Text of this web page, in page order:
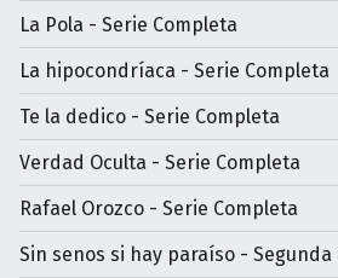
La Pola - Serie Completa
La hipocondríaca - Serie Completa
Te la dedico - Serie Completa
Verdad Oculta - Serie Completa
Rafael Orozco - Serie Completa
Sin senos si hay paraíso - Segunda